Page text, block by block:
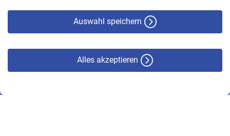
Auswahl speichern
Alles akzeptieren
© VBL 2026